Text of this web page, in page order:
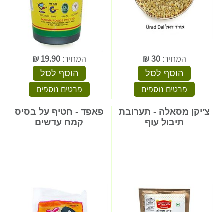
המחיר:30
₪
הוסף לסל
פרטים נוספים
המחיר:19.90
₪
הוסף לסל
פרטים נוספים
צ'יקן מסאלה - תערובת
תיבול עוף
פאפד - חטיף על בסיס
קמח עדשים